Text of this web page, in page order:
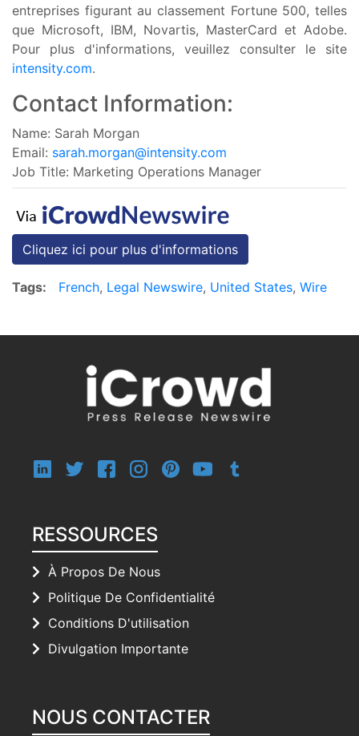
entreprises figurant au classement Fortune 500, telles
que Microsoft, IBM, Novartis, MasterCard et Adobe.
Pour plus d'informations, veuillez consulter le site
intensity.com.
Contact Information:
Name: Sarah Morgan
Email: sarah.morgan@intensity.com
Job Title: Marketing Operations Manager
Cliquez ici pour plus d'informations
Tags: French, Legal Newswire, United States, Wire
RESSOURCES
À Propos De Nous
Politique De Confidentialité
Conditions D'utilisation
Divulgation Importante
NOUS CONTACTER